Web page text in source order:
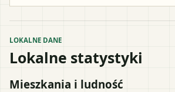
LOKALNE DANE
Lokalne statystyki
Mieszkania i ludność